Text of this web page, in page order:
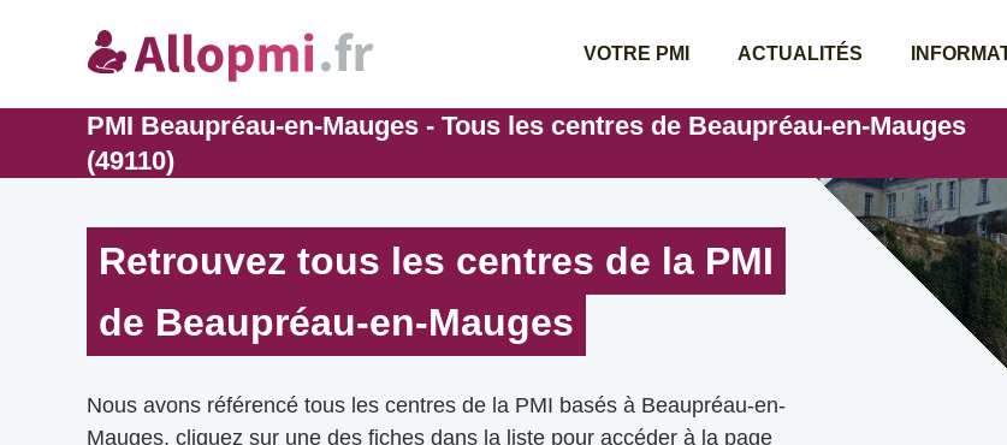
VOTRE PMI ACTUALITÉS
PMI Beaupréau-en-Mauges - Tous les centres de Beaupréau-en-Mauges
(49110)
Retrouvez tous les centres de la PMI
de Beaupréau-en-Mauges
Nous avons référencé tous les centres de la PMI basés à Beaupréau-en-
Mauges, cliquez sur une des fiches dans la liste pour accéder à la page